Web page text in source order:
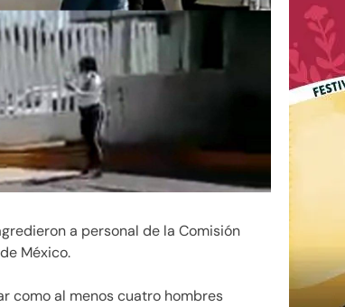
a personal de la Comisión
México.
como al menos cuatro hombres